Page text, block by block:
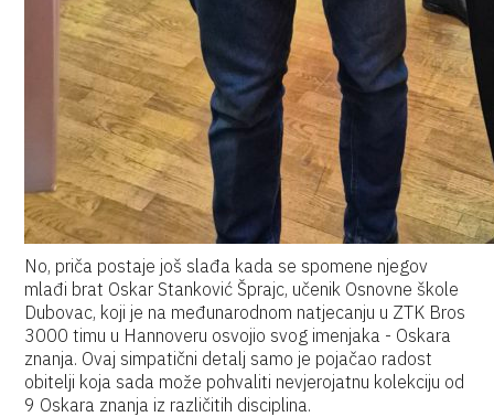
No, priča postaje još slađa kada se spomene njegov
mlađi brat Oskar Stanković Šprajc, učenik Osnovne škole
Dubovac, koji je na međunarodnom natjecanju u ZTK Bros
3000 timu u Hannoveru osvojio svog imenjaka - Oskara
znanja. Ovaj simpatični detalj samo je pojačao radost
obitelji koja sada može pohvaliti nevjerojatnu kolekciju od
9 Oskara znanja iz različitih disciplina.